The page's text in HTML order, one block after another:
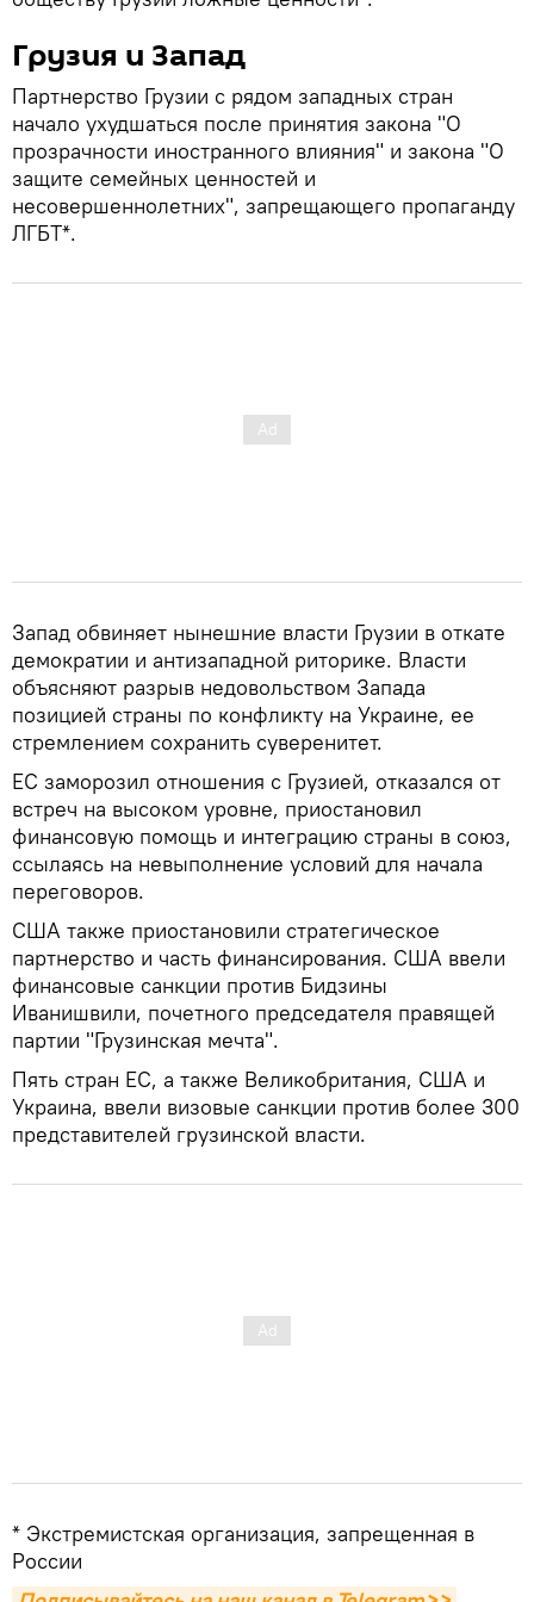
Грузия и Запад
Партнерство Грузии с рядом западных стран
начало ухудшаться после принятия закона "О
прозрачности иностранного влияния" и закона "О
защите семейных ценностей и
несовершеннолетних", запрещающего пропаганду
ЛГБТ*.
Запад обвиняет нынешние власти Грузии в откате
демократии и антизападной риторике. Власти
объясняют разрыв недовольством Запада
позицией страны по конфликту на Украине, ее
стремлением сохранить суверенитет.
ЕС заморозил отношения с Грузией, отказался от
встреч на высоком уровне, приостановил
финансовую помощь и интеграцию страны в союз,
ссылаясь на невыполнение условий для начала
переговоров.
США также приостановили стратегическое
партнерство и часть финансирования. США ввели
финансовые санкции против Бидзины
Иванишвили, почетного председателя правящей
партии "Грузинская мечта".
Пять стран ЕС, а также Великобритания, США и
Украина, ввели визовые санкции против более 300
представителей грузинской власти.
* Экстремистская организация, запрещенная в
России